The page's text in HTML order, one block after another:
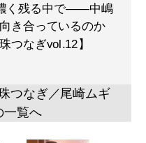
く残る中で――中嶋
き合っているのか
珠つなぎvol.12】
つなぎ／尾崎ムギ
一覧へ